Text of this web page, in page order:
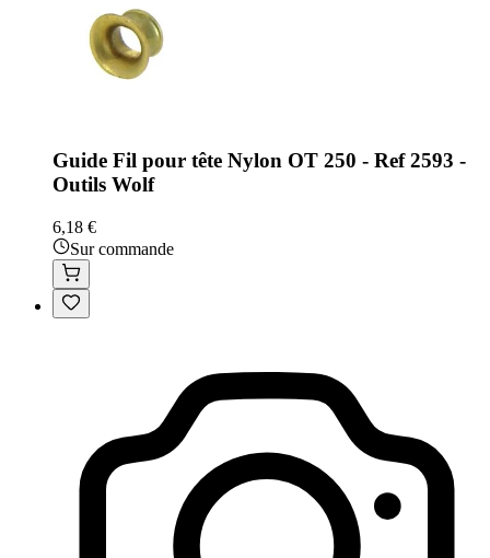
Guide Fil pour tête Nylon OT 250 - Ref 2593 -
Outils Wolf
6,18 €
Sur commande